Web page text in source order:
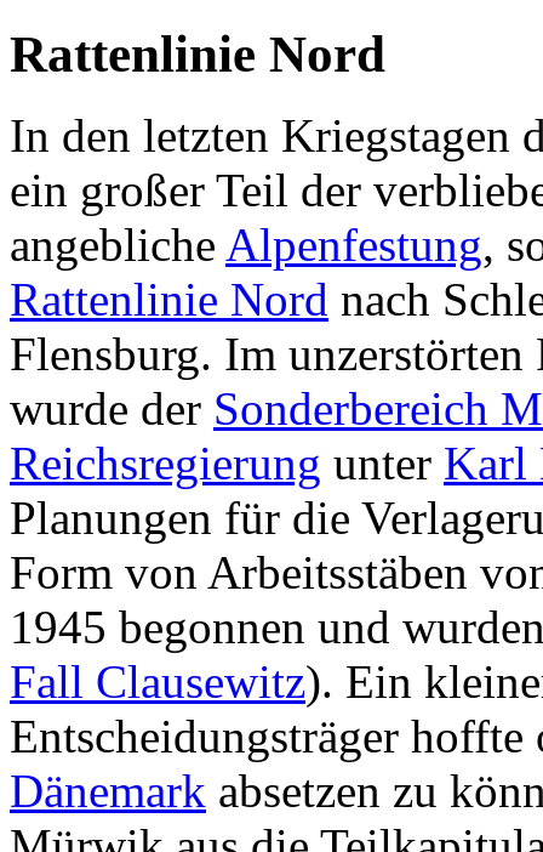
Rattenlinie Nord
In den letzten Kriegstagen
ein großer Teil der
angebliche Alpenfestung,
Rattenlinie Nord nach
Flensburg. Im
wurde der Sonderbereich
Reichsregierung unter Karl
Planungen für die
Form von Arbeitsstäben
1945 begonnen und
Fall Clausewitz). Ein
Entscheidungsträger
Dänemark absetzen zu